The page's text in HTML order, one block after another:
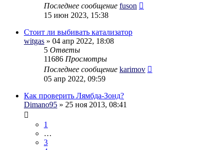
Последнее сообщение fuson
15 июн 2023, 15:38
Стоит ли выбивать катализатор
witgas » 04 апр 2022, 18:08
5 Ответы
11686 Просмотры
Последнее сообщение karimov
05 апр 2022, 09:59
Как проверить Лямбда-Зонд?
Dimano95 » 25 ноя 2013, 08:41
1
…
3